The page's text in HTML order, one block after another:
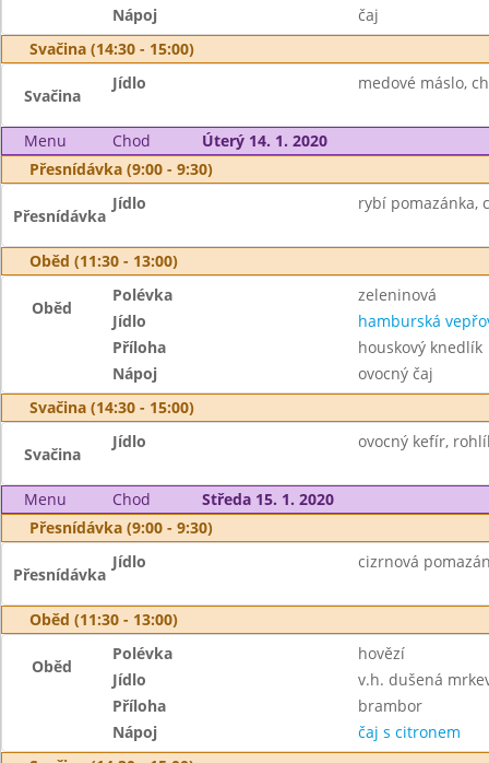
Nápoj
čaj
Svačina (14:30 - 15:00)
Svačina
Jídlo medové máslo,
Menu Chod
Úterý 14. 1. 2020
Přesnídávka (9:00 - 9:30)
Přesnídávka
Jídlo rybí pomazánka,
Oběd (11:30 - 13:00)
Oběd
Polévka
zeleninová
Jídlo
hamburská
Příloha
houskový knedlík
Nápoj
ovocný čaj
Svačina (14:30 - 15:00)
Svačina
Jídlo ovocný kefír,
Menu Chod
Středa 15. 1. 2020
Přesnídávka (9:00 - 9:30)
Přesnídávka
Jídlo cizrnová
Oběd (11:30 - 13:00)
Oběd
Polévka
hovězí
Jídlo
v.h. dušená
Příloha
brambor
Nápoj
čaj s citronem